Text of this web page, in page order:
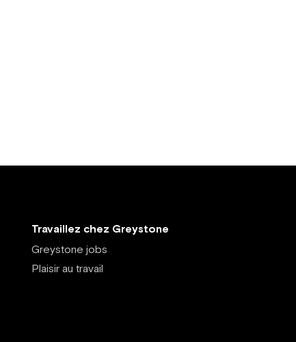
Travaillez chez Greystone
Greystone jobs
Plaisir au travail